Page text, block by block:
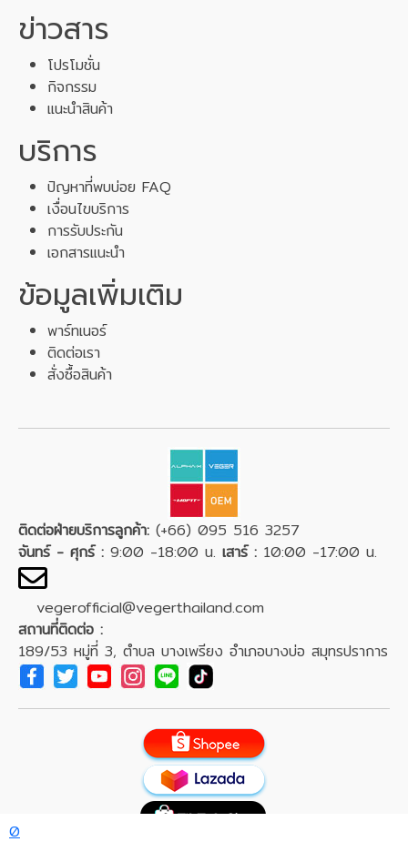
0
ข่าวสาร
โปรโมชั่น
กิจกรรม
แนะนำสินค้า
บริการ
ปัญหาที่พบบ่อย FAQ
เงื่อนไขบริการ
การรับประกัน
เอกสารแนะนำ
ข้อมูลเพิ่มเติม
พาร์ทเนอร์
ติดต่อเรา
สั่งซื้อสินค้า
ติดต่อฝ่ายบริการลูกค้า: (+66) 095 516 3257
จันทร์ - ศุกร์ : 9:00 -18:00 น. เสาร์ : 10:00 -17:00 น.
vegerofficial@vegerthailand.com
สถานที่ติดต่อ :
189/53 หมู่ที่ 3, ตำบล บางเพรียง อำเภอบางบ่อ สมุทรปราการ